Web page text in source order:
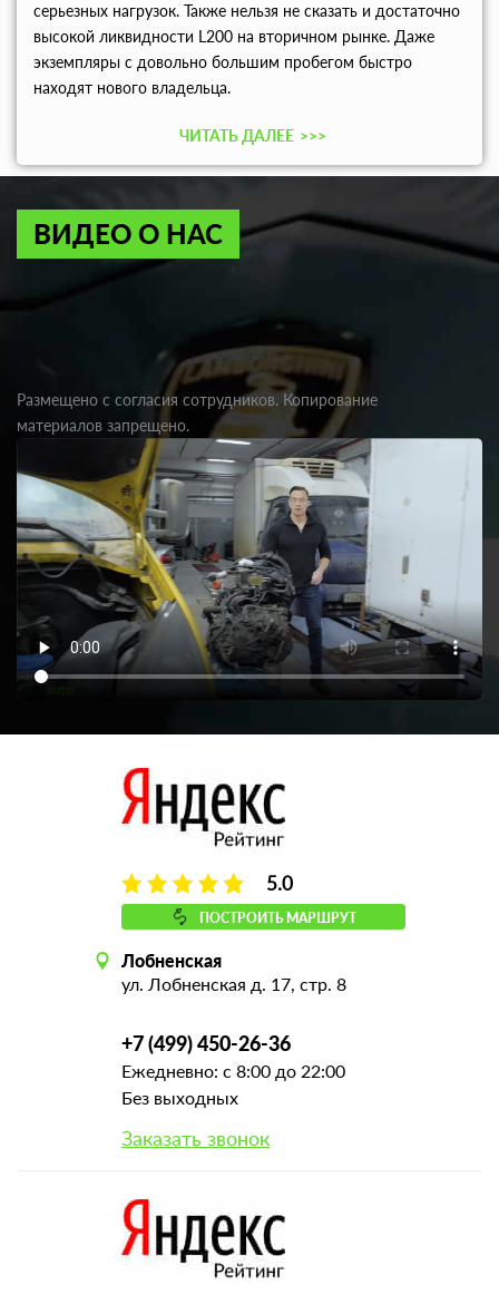
серьезных нагрузок. Также нельзя не сказать и достаточно
высокой ликвидности L200 на вторичном рынке. Даже
экземпляры с довольно большим пробегом быстро
находят нового владельца.
ЧИТАТЬ ДАЛЕЕ >>>
ВИДЕО О НАС
Размещено с согласия сотрудников. Копирование
материалов запрещено.
5.0
ПОСТРОИТЬ МАРШРУТ
Лобненская
ул. Лобненская д. 17, стр. 8
+7 (499) 450-26-36
Ежедневно: с 8:00 до 22:00
Без выходных
Заказать звонок